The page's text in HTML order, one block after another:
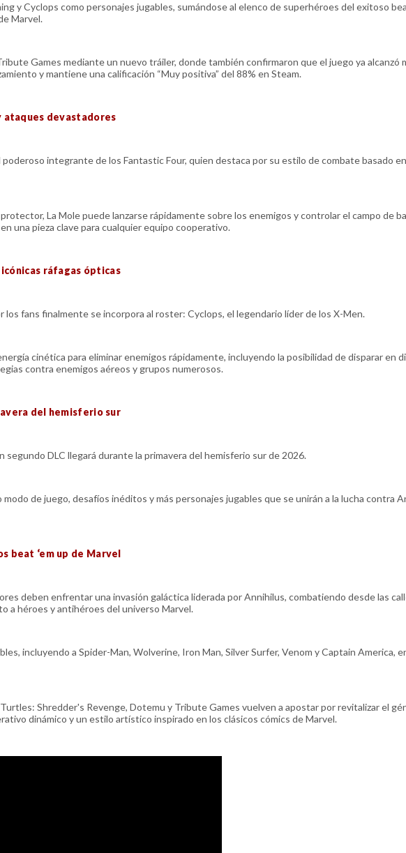
y Cyclops como personajes jugables, sumándose al elenco de superhéroes del exitoso
Marvel.
Games mediante un nuevo tráiler, donde también confirmaron que el juego ya alcanzó
y mantiene una calificación “Muy positiva” del 88% en Steam.
ataques devastadores
integrante de los Fantastic Four, quien destaca por su estilo de combate basado
La Mole puede lanzarse rápidamente sobre los enemigos y controlar el campo de
una pieza clave para cualquier equipo cooperativo.
icónicas ráfagas ópticas
fans finalmente se incorpora al roster: Cyclops, el legendario líder de los X-Men.
cinética para eliminar enemigos rápidamente, incluyendo la posibilidad de disparar en
contra enemigos aéreos y grupos numerosos.
del hemisferio sur
segundo DLC llegará durante la primavera del hemisferio sur de 2026.
de juego, desafíos inéditos y más personajes jugables que se unirán a la lucha contra
beat ‘em up de Marvel
deben enfrentar una invasión galáctica liderada por Annihilus, combatiendo desde las
a héroes y antihéroes del universo Marvel.
incluyendo a Spider-Man, Wolverine, Iron Man, Silver Surfer, Venom y Captain America,
Shredder's Revenge, Dotemu y Tribute Games vuelven a apostar por revitalizar el
dinámico y un estilo artístico inspirado en los clásicos cómics de Marvel.